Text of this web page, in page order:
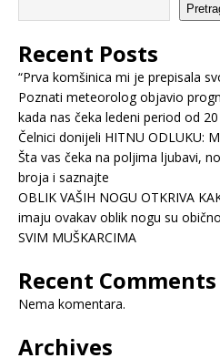
Recent Posts
“Prva komšinica mi je prepisala
Poznati meteorolog objavio
kada nas čeka ledeni period od 20
Čelnici donijeli HITNU ODLUKU:
Šta vas čeka na poljima ljubavi,
broja i saznajte
OBLIK VAŠIH NOGU OTKRIVA
imaju ovakav oblik nogu su
SVIM MUŠKARCIMA
Recent Comments
Nema komentara.
Archives